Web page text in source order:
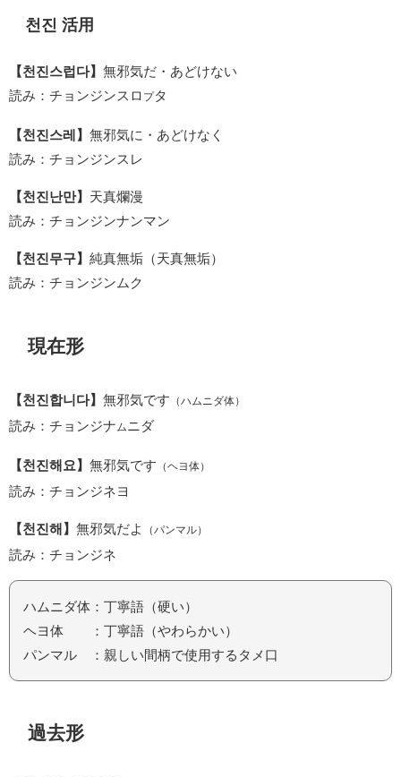
천진 活用
【천진스럽다】 無邪気だ・あどけない
読み：チョンジンスロ プタ
【천진스레】 無邪気に・あどけなく
読み：チョンジンスレ
【천진난만】 天真爛漫
読み：チョンジンナンマン
【천진무구】 純真無垢（天真無垢）
読み：チョンジンムク
現在形
【천진합니다】 無邪気です （ハムニダ体）
読み：チョンジナ ムニダ
【천진해요】 無邪気です （ヘヨ体）
読み：チョンジネヨ
【천진해】 無邪気だよ （パンマル）
読み：チョンジネ
ハムニダ体：丁寧語（硬い）
ヘヨ体 ：丁寧語（やわらかい）
パンマル ：親しい間柄で使用するタメ口
過去形